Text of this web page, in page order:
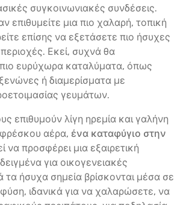
συγκοινωνιακές συνδέσεις.
επιθυμείτε μια πιο χαλαρή, τοπική
επίσης να εξετάσετε πιο ήσυχες
Εκεί, συχνά θα
ευρύχωρα καταλύματα, όπως
ή διαμερίσματα με
γευμάτων.
επιθυμούν λίγη ηρεμία και γαλήνη
αέρα, ένα καταφύγιο στην
να προσφέρει μια εξαιρετική
για οικογενειακές
τα ήσυχα σημεία βρίσκονται μέσα σε
ιδανικά για να χαλαρώσετε, να